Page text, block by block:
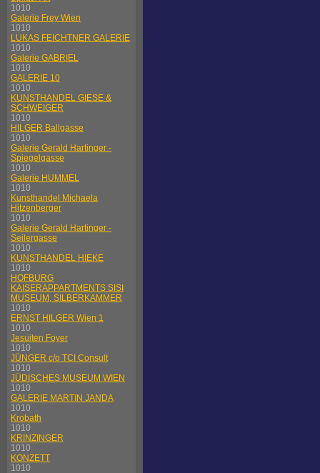
1010
Galerie Frey Wien
1010
LUKAS FEICHTNER GALERIE
1010
Galerie GABRIEL
1010
GALERIE 10
1010
KUNSTHANDEL GIESE &
SCHWEIGER
1010
HILGER Ballgasse
1010
Galerie Gerald Hartinger -
Spiegelgasse
1010
Galerie HUMMEL
1010
Kunsthandel Michaela
Hitzenberger
1010
Galerie Gerald Hartinger -
Seilergasse
1010
KUNSTHANDEL HIEKE
1010
HOFBURG
KAISERAPPARTMENTS SISI
MUSEUM, SILBERKAMMER
1010
ERNST HILGER Wien 1
1010
Jesuiten Foyer
1010
JÜNGER c/o TCI Consult
1010
JÜDISCHES MUSEUM WIEN
1010
GALERIE MARTIN JANDA
1010
Krobath
1010
KRINZINGER
1010
KONZETT
1010